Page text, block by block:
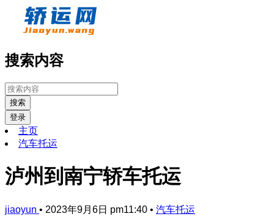
搜索内容
搜索
登录
主页
汽车托运
泸州到南宁轿车托运
jiaoyun • 2023年9月6日 pm11:40 • 汽车托运